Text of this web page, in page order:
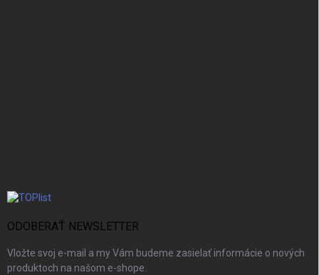
ODOBERAŤ NEWSLETTER
Vložte svoj e-mail a my Vám budeme zasielať informácie o nových
produktoch na našom e-shope.